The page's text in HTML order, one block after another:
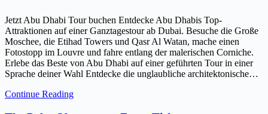
Jetzt Abu Dhabi Tour buchen Entdecke Abu Dhabis Top-
Attraktionen auf einer Ganztagestour ab Dubai. Besuche die Große
Moschee, die Etihad Towers und Qasr Al Watan, mache einen
Fotostopp im Louvre und fahre entlang der malerischen Corniche.
Erlebe das Beste von Abu Dhabi auf einer geführten Tour in einer
Sprache deiner Wahl Entdecke die unglaubliche architektonische…
Continue Reading